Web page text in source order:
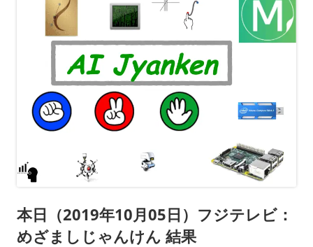
本日（2019年10月05日）フジテレビ：
めざましじゃんけん 結果